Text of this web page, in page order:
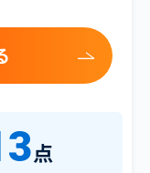
点